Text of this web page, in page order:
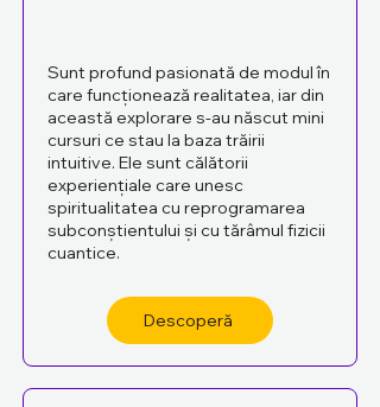
Sunt profund pasionată de modul în
care funcționează realitatea, iar din
această explorare s-au născut mini
cursuri ce stau la baza trăirii
intuitive. Ele sunt călătorii
experiențiale care unesc
spiritualitatea cu reprogramarea
subconștientului și cu tărâmul fizicii
cuantice.
Descoperă